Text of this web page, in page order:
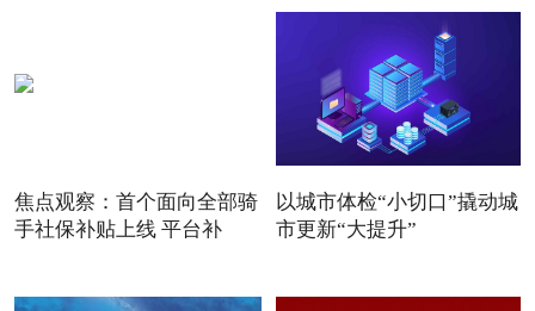
焦点观察：首个面向全部骑
手社保补贴上线 平台补
以城市体检“小切口”撬动城
市更新“大提升”